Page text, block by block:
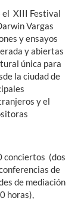
el XIII Festival
Vargas
y ensayos
y abiertas
única para
la ciudad de
y el
conciertos (dos
de
de mediación
horas),